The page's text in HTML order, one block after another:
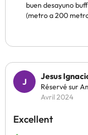
buen desayuno
(metro a 200
Jesus
Réservé sur
Avril 2024
Excellent